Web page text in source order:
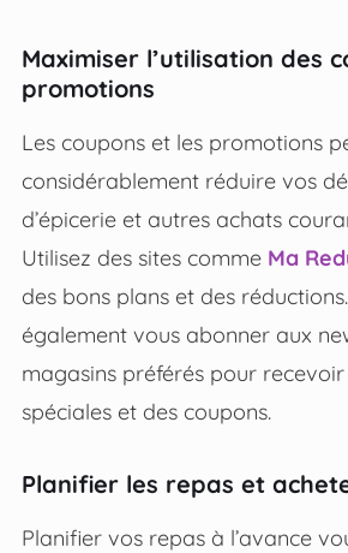
Maximiser l’utilisation des
promotions
Les coupons et les promotions
considérablement réduire vos
d’épicerie et autres achats
Utilisez des sites comme Ma
des bons plans et des
également vous abonner aux
magasins préférés pour
spéciales et des coupons.
Planifier les repas et
Planifier vos repas à l’avance